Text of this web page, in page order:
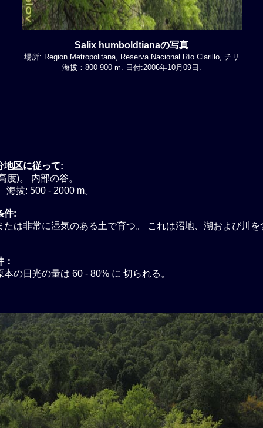
Salix humboldtianaの写真
場所: Region Metropolitana, Reserva Nacional Río Clarillo, チリ
海拔：800-900 m. 日付:2006年10月09日.
地区に従って:
度)。 内部の谷。
海拔: 500 - 2000 m。
件:
たは非常に湿気のある土で育つ。 これは沼地、湖および川を
本の日光の量は 60 - 80% に 切られる。